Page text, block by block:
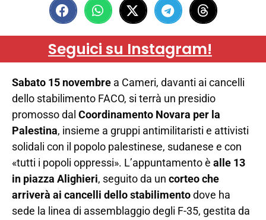
Seguici su Instagram!
Sabato 15 novembre a Cameri, davanti ai cancelli
dello stabilimento FACO, si terrà un presidio
promosso dal Coordinamento Novara per la
Palestina, insieme a gruppi antimilitaristi e attivisti
solidali con il popolo palestinese, sudanese e con
«tutti i popoli oppressi». L’appuntamento è alle 13
in piazza Alighieri, seguito da un corteo che
arriverà ai cancelli dello stabilimentodove ha
sede la linea di assemblaggio degli F-35, gestita da